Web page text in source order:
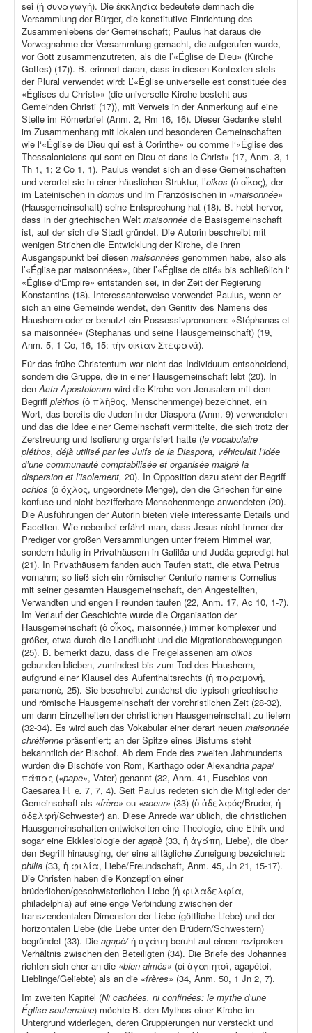
sei (ἡ συναγωγή). Die ἐκκλησία bedeutete demnach die
Versammlung der Bürger, die konstitutive Einrichtung des
Zusammenlebens der Gemeinschaft; Paulus hat daraus die
Vorwegnahme der Versammlung gemacht, die aufgerufen wurde,
vor Gott zusammenzutreten, als die l’«Église de Dieu» (Kirche
Gottes) (17)). B. erinnert daran, dass in diesen Kontexten stets
der Plural verwendet wird: L’«Église universelle est constituée des
«Églises du Christ»» (die universelle Kirche besteht aus
Gemeinden Christi (17)), mit Verweis in der Anmerkung auf eine
Stelle im Römerbrief (Anm. 2, Rm 16, 16). Dieser Gedanke steht
im Zusammenhang mit lokalen und besonderen Gemeinschaften
wie l‘«Église de Dieu qui est à Corinthe» ou comme l‘«Église des
Thessaloniciens qui sont en Dieu et dans le Christ» (17, Anm. 3, 1
Th 1, 1; 2 Co 1, 1). Paulus wendet sich an diese Gemeinschaften
und verortet sie in einer häuslichen Struktur, l’oikos (ὁ οἶκος), der
im Lateinischen in domus und im Französischen in «maisonnée»
(Hausgemeinschaft) seine Entsprechung hat (18). B. hebt hervor,
dass in der griechischen Welt maisonnée die Basisgemeinschaft
ist, auf der sich die Stadt gründet. Die Autorin beschreibt mit
wenigen Strichen die Entwicklung der Kirche, die ihren
Ausgangspunkt bei diesen maisonnées genommen habe, also als
l’«Église par maisonnées», über l’«Église de cité» bis schließlich l‘
«Église d‘Empire» entstanden sei, in der Zeit der Regierung
Konstantins (18). Interessanterweise verwendet Paulus, wenn er
sich an eine Gemeinde wendet, den Genitiv des Namens des
Hausherrn oder er benutzt ein Possessivpronomen: «Stéphanas et
sa maisonnée» (Stephanas und seine Hausgemeinschaft) (19,
Anm. 5, 1 Co, 16, 15: τὴν οἰκίαν Στεφανᾶ).
Für das frühe Christentum war nicht das Individuum entscheidend,
sondern die Gruppe, die in einer Hausgemeinschaft lebt (20). In
denActa Apostolorum wird die Kirche von Jerusalem mit dem
Begriff pléthos (ὁ πλῆθος, Menschenmenge) bezeichnet, ein
Wort, das bereits die Juden in der Diaspora (Anm. 9) verwendeten
und das die Idee einer Gemeinschaft vermittelte, die sich trotz der
Zerstreuung und Isolierung organisiert hatte (le vocabulaire
pléthos, déjà utilisé par les Juifs de la Diaspora, véhiculait l’idée
d’une communauté comptabilisée et organisée malgré la
dispersion et l’isolement, 20). In Opposition dazu steht der Begriff
ochlos (ὁ ὄχλος, ungeordnete Menge), den die Griechen für eine
konfuse und nicht bezifferbare Menschenmenge anwendeten (20).
Die Ausführungen der Autorin bieten viele interessante Details und
Facetten. Wie nebenbei erfährt man, dass Jesus nicht immer der
Prediger vor großen Versammlungen unter freiem Himmel war,
sondern häufig in Privathäusern in Galiläa und Judäa gepredigt hat
(21). In Privathäusern fanden auch Taufen statt, die etwa Petrus
vornahm; so ließ sich ein römischer Centurio namens Cornelius
mit seiner gesamten Hausgemeinschaft, den Angestellten,
Verwandten und engen Freunden taufen (22, Anm. 17, Ac 10, 1-7).
Im Verlauf der Geschichte wurde die Organisation der
Hausgemeinschaft (ὁ οἶκος, maisonnée,) immer komplexer und
größer, etwa durch die Landflucht und die Migrationsbewegungen
(25). B. bemerkt dazu, dass die Freigelassenen am oikos
gebunden blieben, zumindest bis zum Tod des Hausherrn,
aufgrund einer Klausel des Aufenthaltsrechts (ἡ παραμονή,
paramonè, 25). Sie beschreibt zunächst die typisch griechische
und römische Hausgemeinschaft der vorchristlichen Zeit (28-32),
um dann Einzelheiten der christlichen Hausgemeinschaft zu liefern
(32-34). Es wird auch das Vokabular einer derart neuen maisonnée
chrétienne präsentiert; an der Spitze eines Bistums steht
bekanntlich der Bischof. Ab dem Ende des zweiten Jahrhunderts
wurden die Bischöfe von Rom, Karthago oder Alexandria papa/
πάπας («pape», Vater) genannt (32, Anm. 41, Eusebios von
Caesarea H. e. 7, 7, 4). Seit Paulus redeten sich die Mitglieder der
Gemeinschaft als «frère» ou «soeur» (33) (ὁ ἀδελφός/Bruder, ἡ
ἀδελφή/Schwester) an. Diese Anrede war üblich, die christlichen
Hausgemeinschaften entwickelten eine Theologie, eine Ethik und
sogar eine Ekklesiologie deragapè (33, ἡ ἀγάπη, Liebe), die über
den Begriff hinausging, der eine alltägliche Zuneigung bezeichnet:
philia (33, ἡ φιλία, Liebe/Freundschaft, Anm. 45, Jn 21, 15-17).
Die Christen haben die Konzeption einer
brüderlichen/geschwisterlichen Liebe (ἡ φιλαδελφία,
philadelphia) auf eine enge Verbindung zwischen der
transzendentalen Dimension der Liebe (göttliche Liebe) und der
horizontalen Liebe (die Liebe unter den Brüdern/Schwestern)
begründet (33). Die agapè/ἡ ἀγάπη beruht auf einem reziproken
Verhältnis zwischen den Beteiligten (34). Die Briefe des Johannes
richten sich eher an die «bien-aimés» (οἱ ἀγαπητοί, agapétoi,
Lieblinge/Geliebte) als an die «frères» (34, Anm. 50, 1 Jn 2, 7).
Im zweiten Kapitel (Ni cachées, ni confinées: le mythe d’une
Église souterraine) möchte B. den Mythos einer Kirche im
Untergrund widerlegen, deren Gruppierungen nur versteckt und